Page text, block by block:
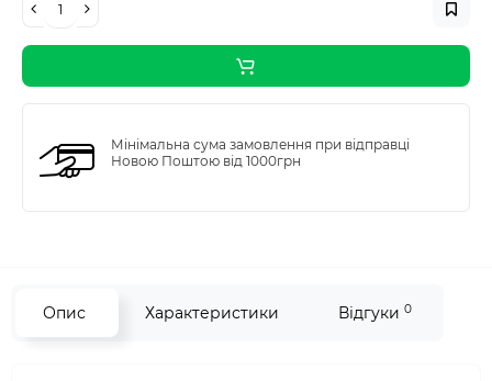
Мінімальна сума замовлення при відправці
Новою Поштою від 1000грн
Опис Характеристики Відгуки 0